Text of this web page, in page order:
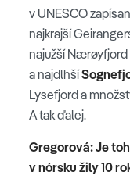
v UNESCO
najkrajší
najužší
a najdlhší
Lysefjord a
A tak ďalej.
Gregorová: Je
v nórsku žily 10